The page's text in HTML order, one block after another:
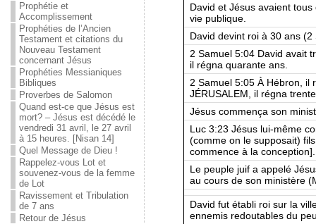
Prophétie et
Accomplissement
Prophéties de l’Ancien
Testament et citations du
Nouveau Testament
concernant Jésus
Prophéties Messianiques
Bibliques
Proverbes de Salomon
Quand est-ce que Jésus est
mort? – Jésus est décédé le
vendredi 31 avril, le 27 avril
à 15 heures. [Nisan 14]
Quel Message de Dieu !
Rappelez-vous Lot et
souvenez-vous de la femme
de Lot
Ravissement et Tribulation
de 7 ans
Retour de Jésus
David et Jésus avaient
vie publique.
David devint roi à 30 ans (2
2 Samuel 5:04 David avait
il régna quarante ans.
2 Samuel 5:05 À Hébron, il
JÉRUSALEM, il régna
Jésus commença son
Luc 3:23 Jésus lui-même
(comme on le supposait)
commence à la conception].
Le peuple juif a appelé
au cours de son ministère
David fut établi roi sur la
ennemis redoutables du